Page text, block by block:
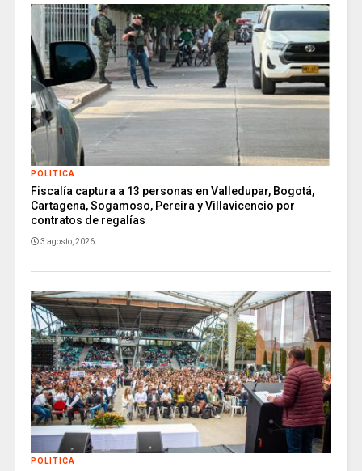
POLITICA
Fiscalía captura a 13 personas en Valledupar, Bogotá,
Cartagena, Sogamoso, Pereira y Villavicencio por
contratos de regalías
3 agosto, 2026
POLITICA